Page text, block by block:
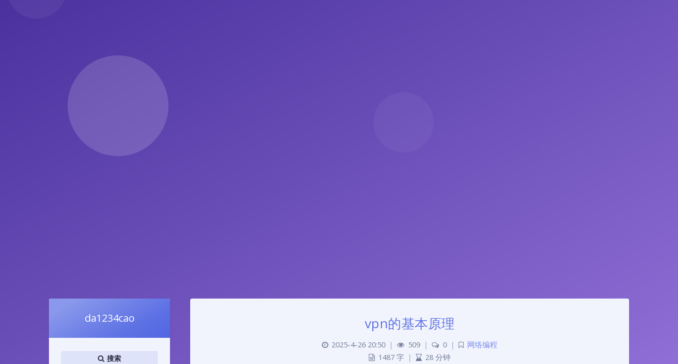
da1234cao
搜索
vpn的基本原理
2025-4-26 20:50 | 509 | 0 |
网络编程
1487 字 | 28 分钟